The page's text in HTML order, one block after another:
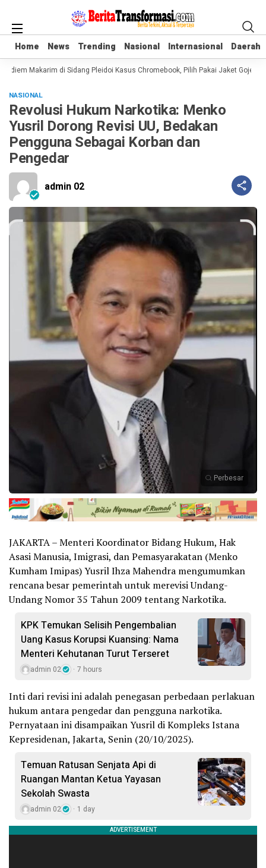
Home News Trending Nasional Internasional Daerah
Home News Trending Nasional Internasional Daerah
Makarim di Sidang Pleidoi Kasus Chromebook, Pilih Pakai Jaket Gojek
NASIONAL
Revolusi Hukum Narkotika: Menko
Yusril Dorong Revisi UU, Bedakan
Pengguna Sebagai Korban dan
Pengedar
admin 02
Perbesar
JAKARTA – Menteri Koordinator Bidang Hukum, Hak
Asasi Manusia, Imigrasi, dan Pemasyarakatan (Menko
Kumham Imipas) Yusril Ihza Mahendra mengumumkan
rencana besar pemerintah untuk merevisi Undang-
Undang Nomor 35 Tahun 2009 tentang Narkotika.
KPK Temukan Selisih Pengembalian
Uang Kasus Korupsi Kuansing: Nama
Menteri Kehutanan Turut Terseret
admin 02 7 hours
Inti dari revisi ini adalah penegasan perbedaan perlakuan
hukum antara pengedar dan pengguna narkotika.
Pernyataan ini disampaikan Yusril di Kompleks Istana
Kepresidenan, Jakarta, Senin (20/10/2025).
Temuan Ratusan Senjata Api di
Ruangan Mantan Ketua Yayasan
Sekolah Swasta
admin 02 1 day